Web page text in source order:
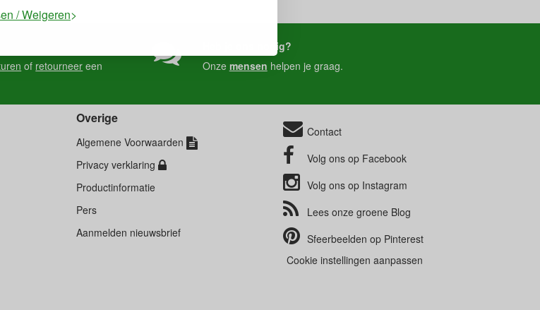
/ Weigeren
of retourneer een
Heb je ons nodig?
Onze mensen helpen je graag.
Overige
Algemene Voorwaarden
Privacy verklaring
Productinformatie
Pers
Aanmelden nieuwsbrief
Contact
Volg ons op Facebook
Volg ons op Instagram
Lees onze groene Blog
Sfeerbeelden op Pinterest
Cookie instellingen aanpassen